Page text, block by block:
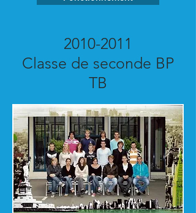
2010-2011
Classe de seconde BP
TB